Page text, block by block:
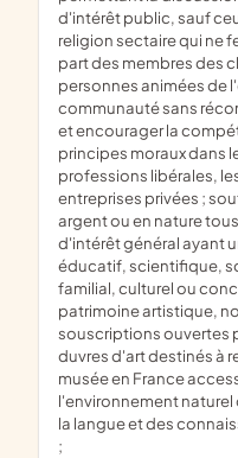
d'intérêt public, sauf
religion sectaire qui ne
part des membres des
personnes animées de
communauté sans
et encourager la
principes moraux dans
professions libérales,
entreprises privées ;
argent ou en nature
d'intérêt général ayant
éducatif, scientifique,
familial, culturel ou
patrimoine artistique,
souscriptions ouvertes
duvres d'art destinés
musée en France
l'environnement naturel
la langue et des
;